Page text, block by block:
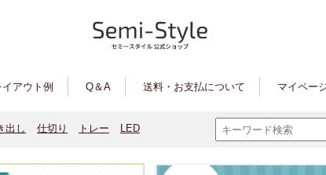
イアウト例 Q＆A 送料・お支払について マイペー
出し 仕切り トレー LED